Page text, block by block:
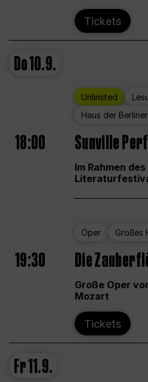
Tickets
Do10.9.
Unlimited
Haus der
18:00 Sunville
Im Rahmen
Oper Großes
19:30 Die
Große Oper
Mozart
Tickets
Fr11.9.